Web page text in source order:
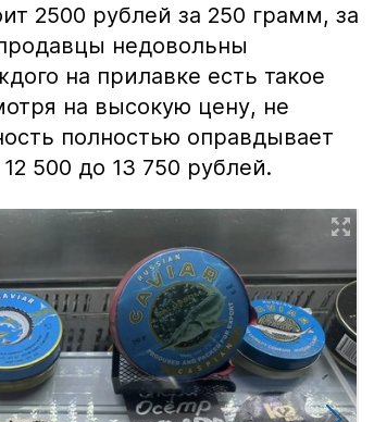
2500 рублей за 250 грамм, за
недовольны
на прилавке есть такое
на высокую цену, не
полностью оправдывает
500 до 13 750 рублей.